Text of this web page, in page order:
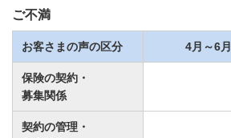
ご不満
お客さまの声の区分 4月～6月
保険の契約・
募集関係
契約の管理・